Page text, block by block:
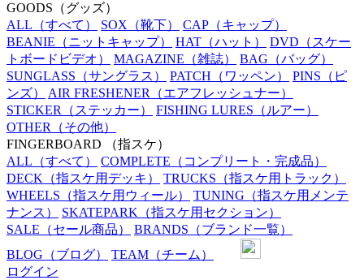
GOODS （グッズ）
ALL （すべて） SOX （靴下） CAP （キャップ）
BEANIE （ニットキャップ） HAT （ハット） DVD （スケー
トボードビデオ）
MAGAZINE （雑誌） BAG （バッグ）
SUNGLASS （サングラス） PATCH （ワッペン） PINS （ピ
ンズ）
AIR FRESHENER （エアフレッシュナー）
STICKER （ステッカー） FISHING LURES （ルアー）
OTHER （その他）
FINGERBOARD
（指スケ）
ALL （すべて） COMPLETE （コンプリート・完成品）
DECK （指スケ用デッキ） TRUCKS （指スケ用トラック）
WHEELS （指スケ用ウィール） TUNING （指スケ用メンテ
ナンス）
SKATEPARK （指スケ用セクション）
SALE （セール商品） BRANDS （ブランド一覧）
BLOG （ブログ） TEAM （チーム）
ログイン